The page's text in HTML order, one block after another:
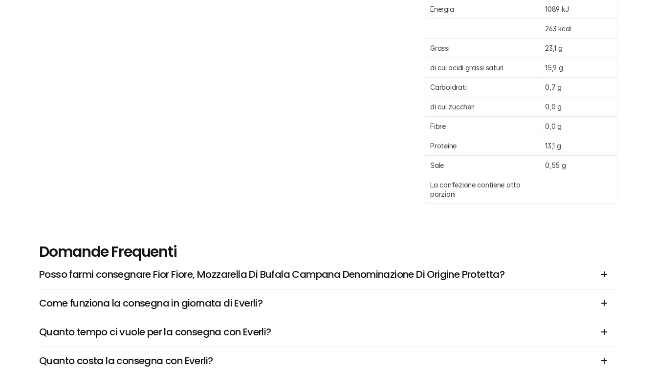
Energia 1089 kJ
263 kcal
Grassi 23,1 g
di cui acidi grassi saturi 15,9 g
Carboidrati 0,7 g
di cui zuccheri 0,0 g
Fibre 0,0 g
Proteine 13,1 g
Sale 0,55 g
La confezione contiene otto
porzioni
Domande Frequenti
Posso farmi consegnare Fior Fiore, Mozzarella Di Bufala Campana Denominazione Di Origine Protetta?
Come funziona la consegna in giornata di Everli?
Quanto tempo ci vuole per la consegna con Everli?
Quanto costa la consegna con Everli?